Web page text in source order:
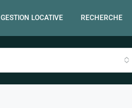
GESTION LOCATIVE RECHERCHE